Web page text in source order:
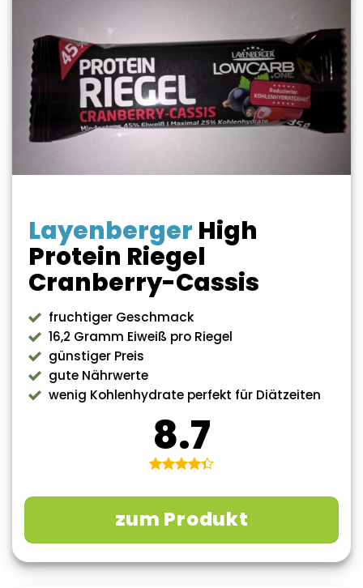
Layenberger High
Protein Riegel
Cranberry-Cassis
fruchtiger Geschmack
16,2 Gramm Eiweiß pro Riegel
günstiger Preis
gute Nährwerte
wenig Kohlenhydrate perfekt für Diätzeiten
8.7
zum Produkt